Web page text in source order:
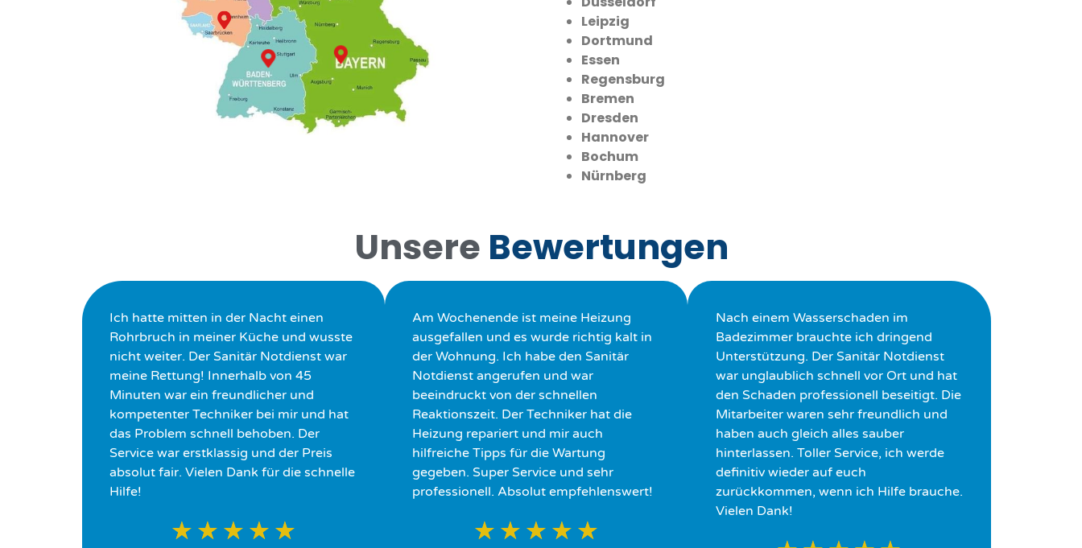
Leipzig
Dortmund
Essen
Regensburg
Bremen
Dresden
Hannover
Bochum
Nürnberg
Unsere Bewertungen
Ich hatte mitten in der Nacht einen
Rohrbruch in meiner Küche und wusste
nicht weiter. Der Sanitär Notdienst war
meine Rettung! Innerhalb von 45
Minuten war ein freundlicher und
kompetenter Techniker bei mir und hat
das Problem schnell behoben. Der
Service war erstklassig und der Preis
absolut fair. Vielen Dank für die schnelle
Hilfe!
★ ★ ★ ★ ★
Am Wochenende ist meine Heizung
ausgefallen und es wurde richtig kalt in
der Wohnung. Ich habe den Sanitär
Notdienst angerufen und war
beeindruckt von der schnellen
Reaktionszeit. Der Techniker hat die
Heizung repariert und mir auch
hilfreiche Tipps für die Wartung
gegeben. Super Service und sehr
professionell. Absolut empfehlenswert!
★ ★ ★ ★ ★
Nach einem Wasserschaden im
Badezimmer brauchte ich dringend
Unterstützung. Der Sanitär Notdienst
war unglaublich schnell vor Ort und hat
den Schaden professionell beseitigt. Die
Mitarbeiter waren sehr freundlich und
haben auch gleich alles sauber
hinterlassen. Toller Service, ich werde
definitiv wieder auf euch
zurückkommen, wenn ich Hilfe brauche.
Vielen Dank!